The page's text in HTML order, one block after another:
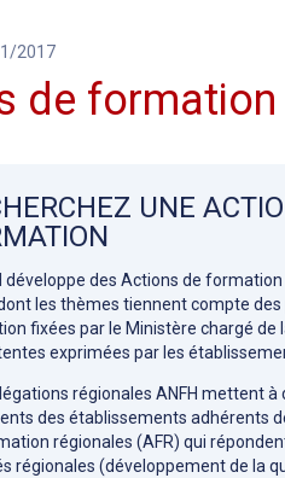
2017
de formation
UNE
développe des Actions de
les thèmes tiennent compte des
fixées par le Ministère chargé de
exprimées par les
régionales ANFH mettent à
des établissements adhérents
régionales (AFR) qui
régionales (développement de la